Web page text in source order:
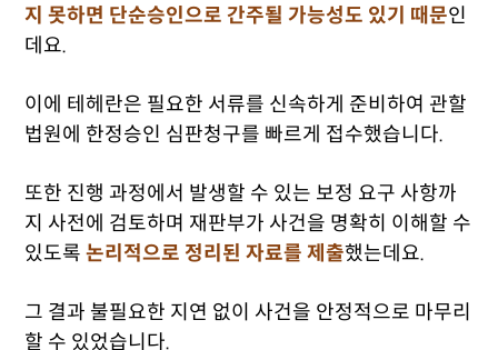
지 못하면 단순승인으로 간주될 가능성도 있기 때문인
데요.
이에 테헤란은 필요한 서류를 신속하게 준비하여 관할
법원에 한정승인 심판청구를 빠르게 접수했습니다.
또한 진행 과정에서 발생할 수 있는 보정 요구 사항까
지 사전에 검토하며 재판부가 사건을 명확히 이해할 수
있도록논리적으로 정리된 자료를 제출했는데요.
그 결과 불필요한 지연 없이 사건을 안정적으로 마무리
할 수 있었습니다.